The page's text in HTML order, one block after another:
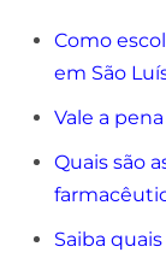
Como
em São
Vale a
Quais são
Saiba